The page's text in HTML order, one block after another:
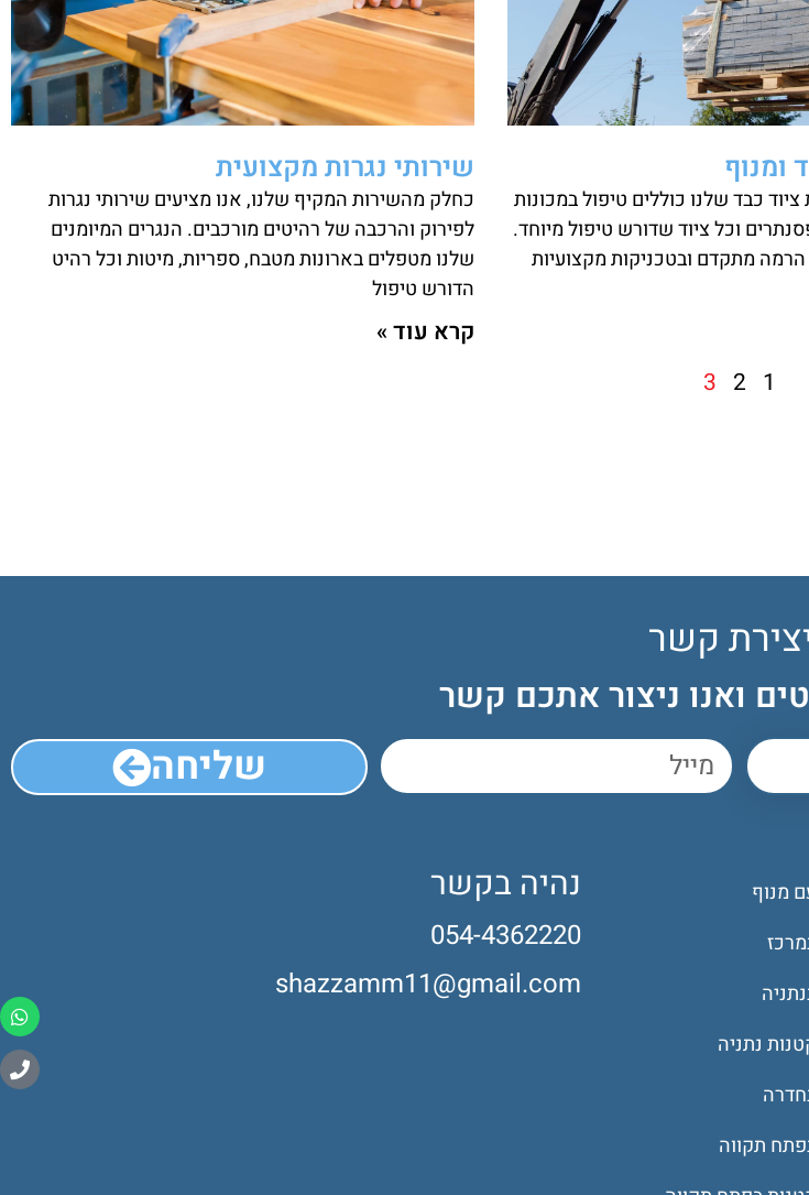
ומנוף
כבד שלנו כוללים טיפול במכונות
וכל ציוד שדורש טיפול מיוחד.
מתקדם ובטכניקות מקצועיות
שירותי נגרות מקצועית
כחלק מהשירות המקיף שלנו, אנו מציעים שירותי נגרות
לפירוק והרכבה של רהיטים מורכבים. הנגרים המיומנים
שלנו מטפלים בארונות מטבח, ספריות, מיטות וכל רהיט
הדורש טיפול
קרא עוד »
1
2
3
קשר
ואנו ניצור אתכם קשר
שליחה
מנוף
נתניה
תקווה
נהיה בקשר
054-4362220
shazzamm11@gmail.com